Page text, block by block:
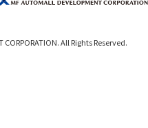
All Rights Reserved.